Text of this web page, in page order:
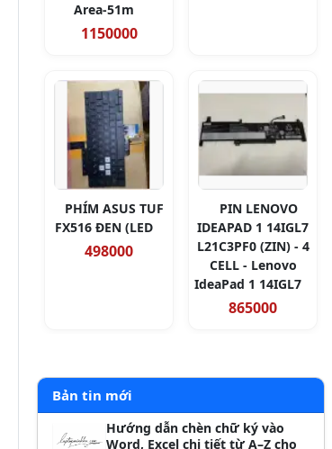
Area-51m
1150000
PHÍM ASUS TUF
FX516 ĐEN (LED
498000
PIN LENOVO
IDEAPAD 1 14IGL7
L21C3PF0 (ZIN) - 4
CELL - Lenovo
IdeaPad 1 14IGL7
865000
Bản tin mới
Hướng dẫn chèn chữ ký vào
Word, Excel chi tiết từ A–Z cho